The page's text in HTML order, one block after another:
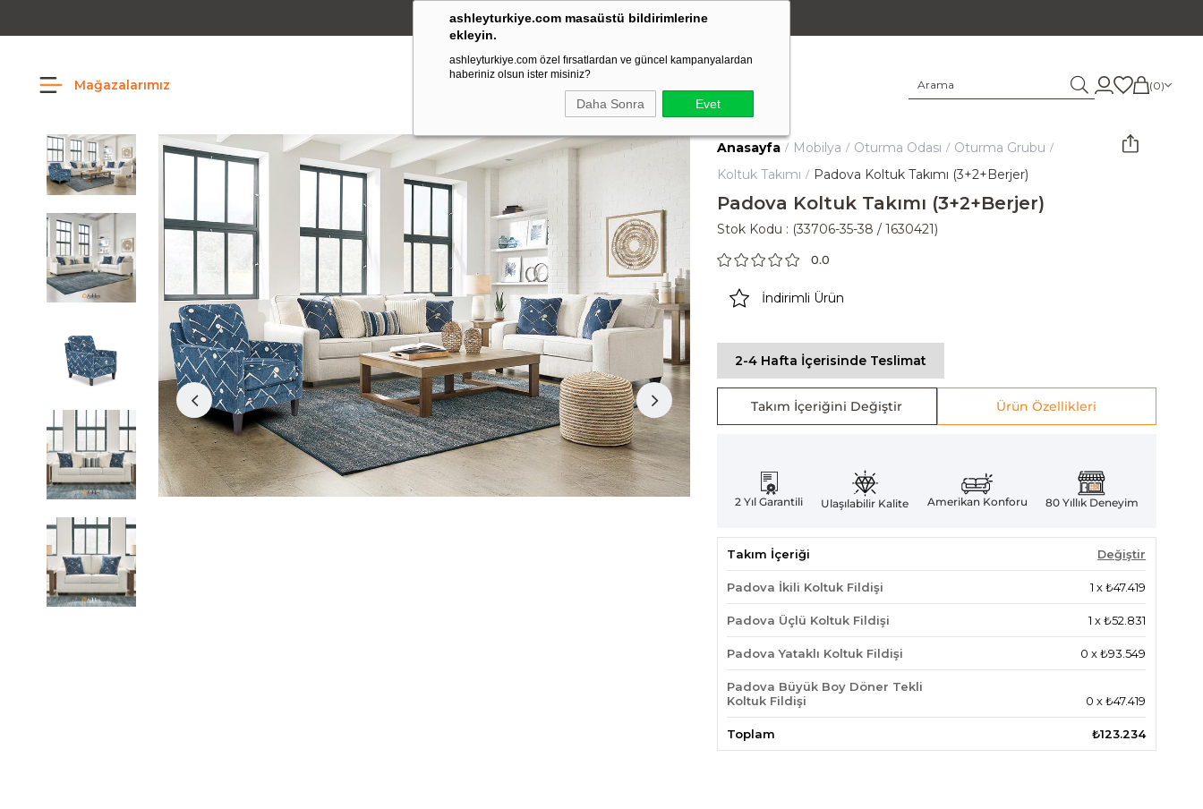
ashleyturkiye.com masaüstü bildirimlerine
ekleyin.
ashleyturkiye.com özel fırsatlardan ve güncel kampanyalardan
haberiniz olsun ister misiniz?
Daha Sonra Evet
Amerikan Stili Ergonomik Tasarım
Mağazalarımız 0
Anasayfa Mobilya Oturma Odası
Oturma Grubu
Koltuk Takımı
Padova Koltuk Takımı (3+2+Berjer)
Padova Koltuk Takımı (3+2+Berjer)
Stok Kodu (33706-35-38 / 1630421)
0.0
İndirimli Ürün
2-4 Hafta İçerisinde Teslimat
Takım İçeriğini Değiştir Ürün Özellikleri
2 Yıl Garantili Ulaşılabilir Kalite Amerikan Konforu 80 Yıllık Deneyim
Takım İçeriği Değiştir
Padova İkili Koltuk Fildişi 1 x₺47.419
Padova Üçlü Koltuk Fildişi 1 x₺52.831
Padova Yataklı Koltuk Fildişi 0 x₺93.549
Padova Büyük Boy Döner Tekli
Koltuk Fildişi
0 x₺47.419
Toplam ₺123.234